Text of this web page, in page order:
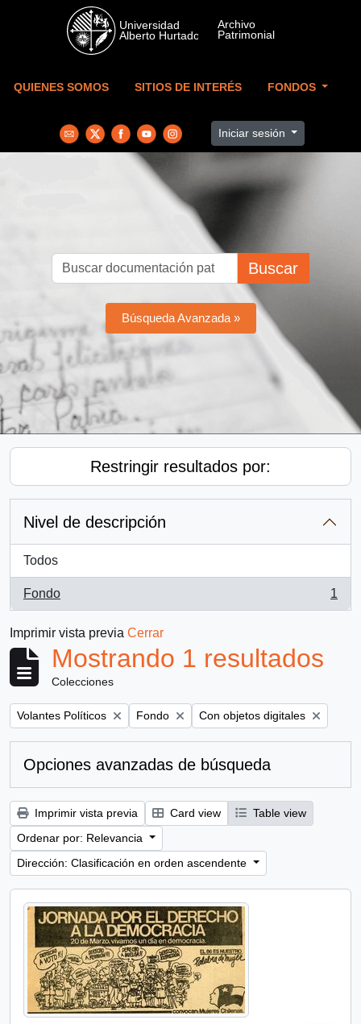
Skip to main content
QUIENES SOMOS SITIOS DE INTERÉS FONDOS
Iniciar sesión
Buscar
Búsqueda Avanzada »
Restringir resultados por:
Nivel de descripción
Todos
Fondo
, 1 resultados
1
Imprimir vista previa Cerrar
Mostrando 1 resultados
Colecciones
Remove filter:
Volantes Políticos Remove filter:
Fondo Remove filter:
Con objetos digitales
Opciones avanzadas de búsqueda
Imprimir vista previa Card view
Table view
Ordenar por: Relevancia
Dirección: Clasificación en orden ascendente